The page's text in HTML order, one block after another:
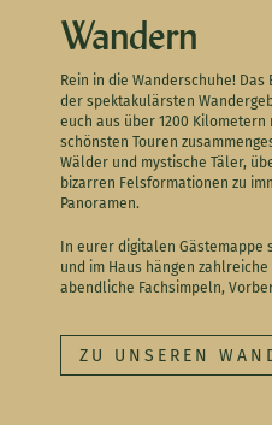
Wandern
Rein in die Wanderschuhe!
der spektakulärsten
euch aus über 1200
schönsten Touren
Wälder und mystische Täler,
bizarren Felsformationen zu
Panoramen.
In eurer digitalen
und im Haus hängen
abendliche Fachsimpeln,
ZU UNSEREN